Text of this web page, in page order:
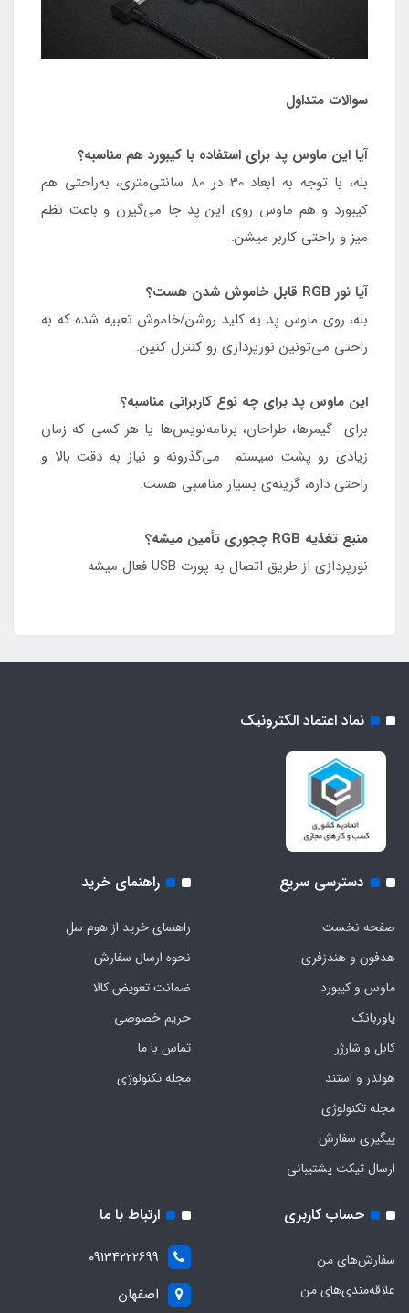
سوالات متداول
آیا این ماوس پد برای استفاده با کیبورد هم مناسبه؟
بله، با توجه به ابعاد 30 در 80 سانتی‌متری، به‌راحتی هم
کیبورد و هم ماوس روی این پد جا می‌گیرن و باعث نظم
میز و راحتی کاربر میشن.
آیا نور RGB قابل خاموش شدن هست؟
بله، روی ماوس پد یه کلید روشن/خاموش تعبیه شده که به
راحتی می‌تونین نورپردازی رو کنترل کنین.
این ماوس پد برای چه نوع کاربرانی مناسبه؟
برای گیمرها، طراحان، برنامه‌نویس‌ها یا هر کسی که زمان
زیادی رو پشت سیستم می‌گذرونه و نیاز به دقت بالا و
راحتی داره، گزینه‌ی بسیار مناسبی هست.
منبع تغذیه RGB چجوری تأمین میشه؟
نورپردازی از طریق اتصال به پورت USB فعال میشه
نماد اعتماد الکترونیک
دسترسی سریع
صفحه نخست
هدفون‌ و‌ هندزفری
ماوس و کیبورد
پاوربانک
کابل و شارژر
هولدر و استند
مجله تکنولوژی
پیگیری سفارش
ارسال تیکت پشتیبانی
راهنمای خرید
راهنمای خرید از هوم سل
نحوه ارسال سفارش
ضمانت تعویض کالا
حریم خصوصی
تماس با ما
مجله تکنولوژی
حساب کاربری
سفارش‌های من
علاقه‌مندی‌های من
ارتباط با ما
09134222699
اصفهان